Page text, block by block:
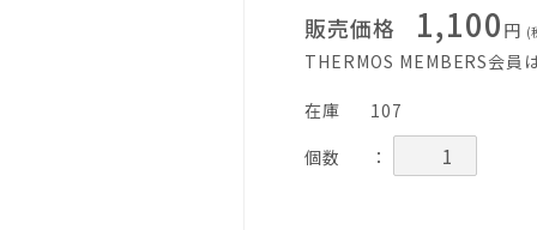
販売価格 1,100 円 (
THERMOS MEMBERS会員
在庫
107
個数
：